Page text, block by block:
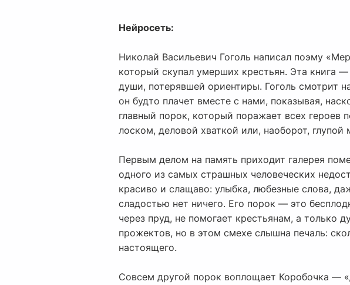
Нейросеть:
Николай Васильевич Гоголь написал поэму
который скупал умерших крестьян. Эта книга
души, потерявшей ориентиры. Гоголь смотрит
он будто плачет вместе с нами, показывая,
главный порок, который поражает всех
лоском, деловой хваткой или, наоборот, глупой
Первым делом на память приходит галерея
одного из самых страшных человеческих
красиво и слащаво: улыбка, любезные слова,
сладостью нет ничего. Его порок — это
через пруд, не помогает крестьянам, а только
прожектов, но в этом смехе слышна печаль:
настоящего.
Совсем другой порок воплощает Коробочка —